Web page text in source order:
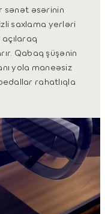
sənət əsərinin
saxlama yerləri
Qabaq şüşənin
yola maneəsiz
rahatlıqla